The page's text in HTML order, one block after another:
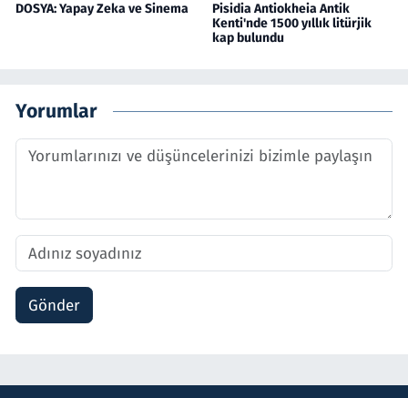
DOSYA: Yapay Zeka ve Sinema
Pisidia Antiokheia Antik
Kenti'nde 1500 yıllık litürjik
kap bulundu
Yorumlar
Gönder